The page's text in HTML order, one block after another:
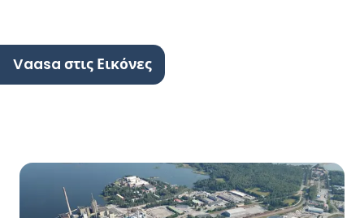
Vaasa στις Εικόνες